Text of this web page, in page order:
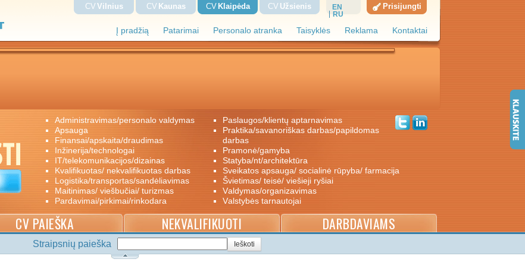
Į pradžią Patarimai Personalo atranka Taisyklės Reklama Kontaktai
CV Vilnius CV Kaunas CV Klaipėda CV Užsienis
EN
RU
Prisijungti
administravimas/personalo valdymas
apsauga
finansai/apskaita/draudimas
inžinerija/technologai
IT/telekomunikacijos/dizainas
kvalifikuotas/ nekvalifikuotas darbas
logistika/transportas/sandėliavimas
maitinimas/ viešbučiai/ turizmas
pardavimai/pirkimai/rinkodara
paslaugos/klientų aptarnavimas
praktika/savanoriškas darbas/papildomas
darbas
pramonė/gamyba
statyba/nt/architektūra
sveikatos apsauga/ socialinė rūpyba/ farmacija
švietimas/ teisė/ viešieji ryšiai
valdymas/organizavimas
valstybės tarnautojai
CV PAIEŠKA NEKVALIFIKUOTI DARBDAVIAMS
Straipsnių paieška